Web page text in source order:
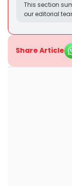
This section
our editorial
Share Article